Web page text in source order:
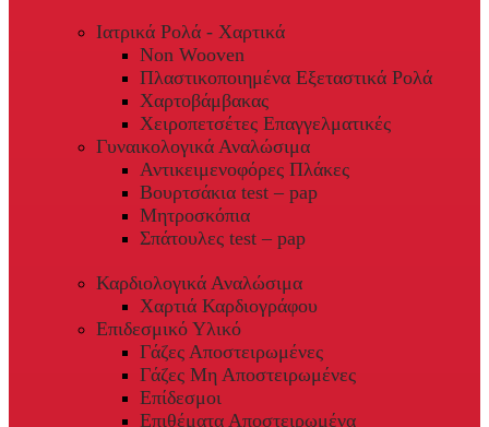
Ιατρικά Ρολά - Χαρτικά
Non Wooven
Πλαστικοποιημένα Εξεταστικά Ρολά
Χαρτοβάμβακας
Χειροπετσέτες Επαγγελματικές
Γυναικολογικά Αναλώσιμα
Αντικειμενοφόρες Πλάκες
Βουρτσάκια test – pap
Μητροσκόπια
Σπάτουλες test – pap
Καρδιολογικά Αναλώσιμα
Χαρτιά Καρδιογράφου
Επιδεσμικό Υλικό
Γάζες Αποστειρωμένες
Γάζες Μη Αποστειρωμένες
Επίδεσμοι
Επιθέματα Αποστειρωμένα